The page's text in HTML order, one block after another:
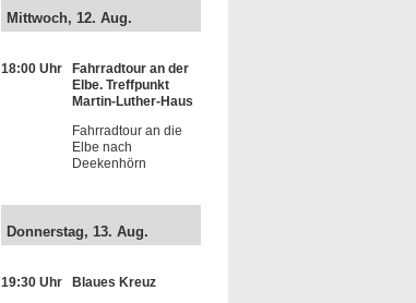
Mittwoch, 12. Aug.
18:00 Uhr
Fahrradtour an der
Elbe. Treffpunkt
Martin-Luther-Haus
Fahrradtour an die
Elbe nach
Deekenhörn
Donnerstag, 13. Aug.
19:30 Uhr
Blaues Kreuz